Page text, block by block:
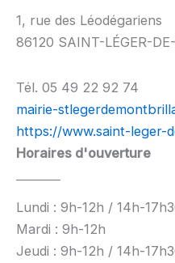
1, rue des Léodégariens
86120 SAINT-LÉGER-
Tél. 05 49 22 92 74
mairie-
https://www.saint-leger-
Horaires d'ouverture
Lundi : 9h-12h / 14h-
Mardi : 9h-12h
Jeudi : 9h-12h / 14h-